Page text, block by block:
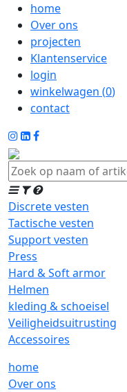
home
Over ons
projecten
Klantenservice
login
winkelwagen (0)
contact
Discrete vesten
Tactische vesten
Support vesten
Press
Hard & Soft armor
Helmen
kleding & schoeisel
Veiligheidsuitrusting
Accessoires
home
Over ons